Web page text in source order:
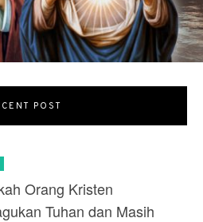
POST
Orang Kristen
Tuhan dan Masih